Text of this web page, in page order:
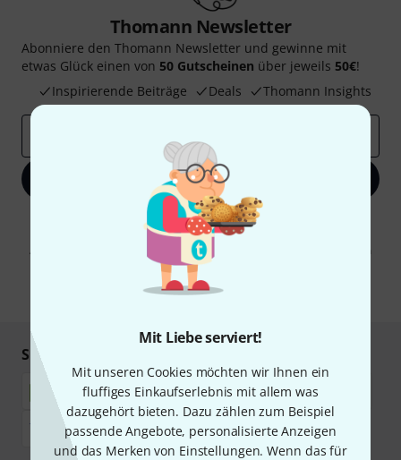
Mit Liebe serviert!
Mit unseren Cookies möchten wir Ihnen ein
fluffiges Einkaufserlebnis mit allem was
dazugehört bieten. Dazu zählen zum Beispiel
passende Angebote, personalisierte Anzeigen
und das Merken von Einstellungen. Wenn das für
Thomann Newsletter
Abonniere den Thomann Newsletter und gewinne mit
etwas Glück einen von 50 Gutscheinen über jeweils 50€!
Inspirierende Beiträge
Deals Thomann Insights
Jetzt anmelden
Mit Klick auf „Jetzt anmelden“ stimmen Sie dem Erhalt von E-Mail-
Werbung und einer Messung des E-Mail-Nutzungsverhaltens zu. Die
Abmeldung ist jederzeit möglich. Weitere Informationen finden Sie in
unserenDatenschutzhinweisen
* Pflichtfeld
Sicher einkaufen & bezahlen